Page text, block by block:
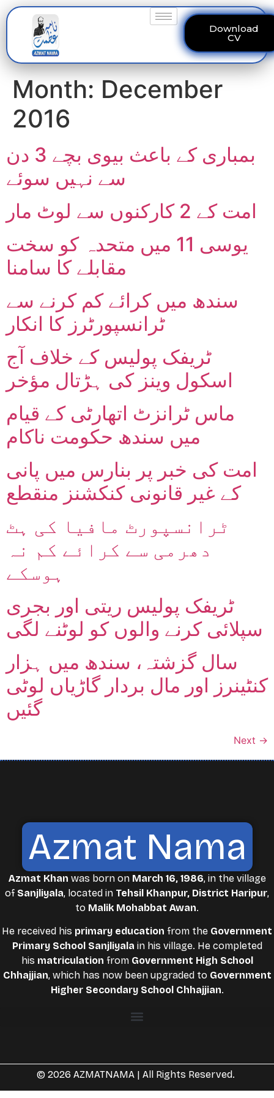
Download
CV
Month: December
2016
بمباری کے باعث بیوی بچے 3 دن
سے نہیں سوئے
امت کے 2 کارکنوں سے لوٹ مار
یوسی 11 میں متحدہ کو سخت
مقابلے کا سامنا
سندھ میں کرائے کم کرنے سے
ٹرانسپورٹرز کا انکار
ٹریفک پولیس کے خلاف آج
اسکول وینز کی ہڑتال مؤخر
ماس ٹرانزٹ اتھارٹی کے قیام
میں سندھ حکومت ناکام
امت کی خبر پر بنارس میں پانی
کے غیر قانونی کنکشنز منقطع
ٹرانسپورٹ مافیا کی ہٹ
دھرمی سے کرائے کم نہ
ہوسکے
ٹریفک پولیس ریتی اور بجری
سپلائی کرنے والوں کو لوٹنے لگی
سال گزشتہ، سندھ میں ہزار
کنٹینرز اور مال بردار گاڑیاں لوٹی
گئیں
Next →
Azmat Nama
Azmat Khan was born on March 16, 1986, in the village
of Sanjliyala, located in Tehsil Khanpur, District Haripur,
to Malik Mohabbat Awan.
He received his primary education from the Government
Primary School Sanjliyala in his village. He completed
his matriculation from Government High School
Chhajjian, which has now been upgraded to Government
Higher Secondary School Chhajjian.
© 2026 AZMATNAMA | All Rights Reserved.